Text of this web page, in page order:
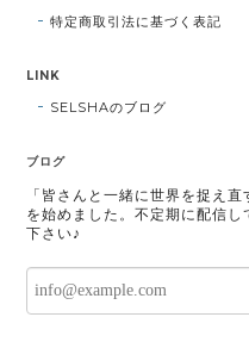
特定商取引法に基づく表記
LINK
SELSHAのブログ
ブログ
「皆さんと一緒に世界を捉え
を始めました。不定期に配信
下さい♪